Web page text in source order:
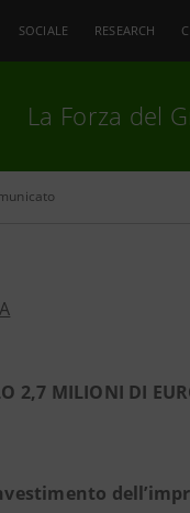
SOCIALE RESEARCH
La Forza del
2,7 MILIONI DI